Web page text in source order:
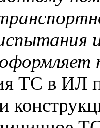
ТС в ИЛ